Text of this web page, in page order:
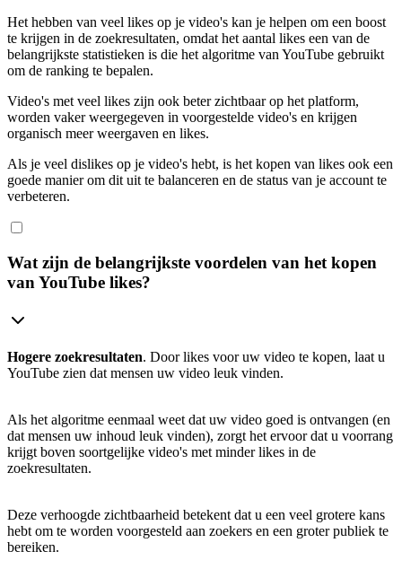
Het hebben van veel likes op je video's kan je helpen om een boost
te krijgen in de zoekresultaten, omdat het aantal likes een van de
belangrijkste statistieken is die het algoritme van YouTube gebruikt
om de ranking te bepalen.
Video's met veel likes zijn ook beter zichtbaar op het platform,
worden vaker weergegeven in voorgestelde video's en krijgen
organisch meer weergaven en likes.
Als je veel dislikes op je video's hebt, is het kopen van likes ook een
goede manier om dit uit te balanceren en de status van je account te
verbeteren.
Wat zijn de belangrijkste voordelen van het kopen
van YouTube likes?
Hogere zoekresultaten. Door likes voor uw video te kopen, laat u
YouTube zien dat mensen uw video leuk vinden.
Als het algoritme eenmaal weet dat uw video goed is ontvangen (en
dat mensen uw inhoud leuk vinden), zorgt het ervoor dat u voorrang
krijgt boven soortgelijke video's met minder likes in de
zoekresultaten.
Deze verhoogde zichtbaarheid betekent dat u een veel grotere kans
hebt om te worden voorgesteld aan zoekers en een groter publiek te
bereiken.